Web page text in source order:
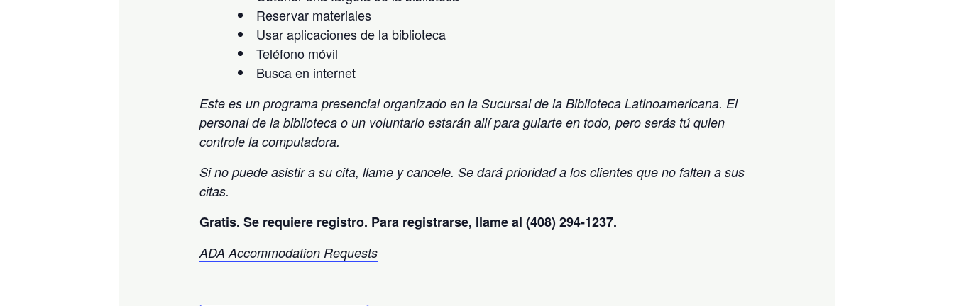
Reservar materiales
Usar aplicaciones de la biblioteca
Teléfono móvil
Busca en internet
Este es un programa presencial organizado en la Sucursal de la Biblioteca Latinoamericana. El
personal de la biblioteca o un voluntario estarán allí para guiarte en todo, pero serás tú quien
controle la computadora.
Si no puede asistir a su cita, llame y cancele. Se dará prioridad a los clientes que no falten a sus
citas.
Gratis. Se requiere registro. Para registrarse, llame al (408) 294-1237.
ADA Accommodation Requests